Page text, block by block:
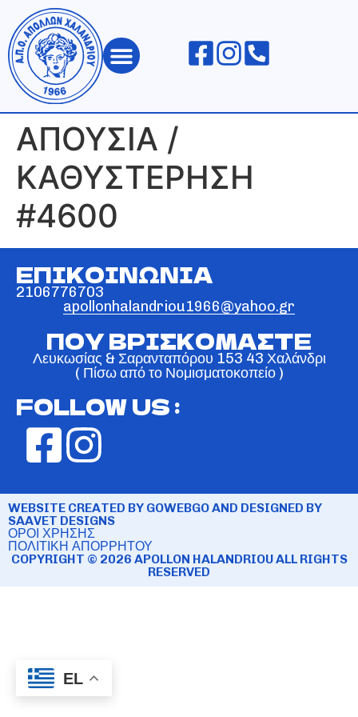
ΑΠΟΥΣΙΑ /
ΚΑΘΥΣΤΕΡΗΣΗ
#4600
ΕΠΙΚΟΙΝΩΝΙΑ
2106776703
apollonhalandriou1966@yahoo.gr
ΠΟΥ ΒΡΙΣΚΟΜΑΣΤΕ
Λευκωσίας & Σαρανταπόρου 153 43 Χαλάνδρι
( Πίσω από το Νομισματοκοπείο )
FOLLOW US :
WEBSITE CREATED BY GOWEBGO AND DESIGNED BY
SAAVET DESIGNS
ΟΡΟΙ ΧΡΗΣΗΣ
ΠΟΛΙΤΙΚΗ ΑΠΟΡΡΗΤΟΥ
COPYRIGHT © 2026 APOLLON HALANDRIOU ALL RIGHTS
RESERVED
EL